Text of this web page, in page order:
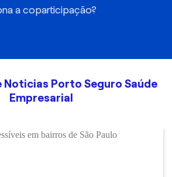
a coparticipação?
Noticias Porto Seguro Saúde
Empresarial